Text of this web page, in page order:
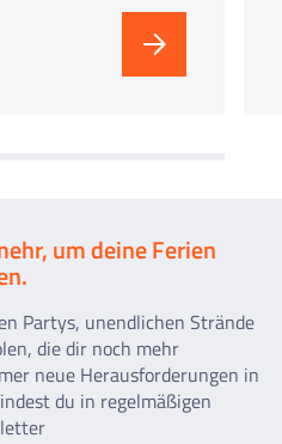
um deine Ferien
Partys, unendlichen Strände
die dir noch mehr
neue Herausforderungen in
du in regelmäßigen